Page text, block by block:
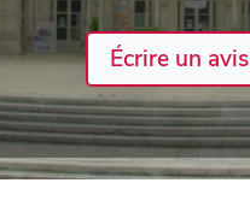
Écrire un avis